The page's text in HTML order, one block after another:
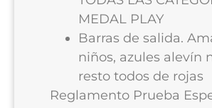
MEDAL PLAY
Barras de salida.
niños, azules alevín
resto todos de rojas
Reglamento Prueba